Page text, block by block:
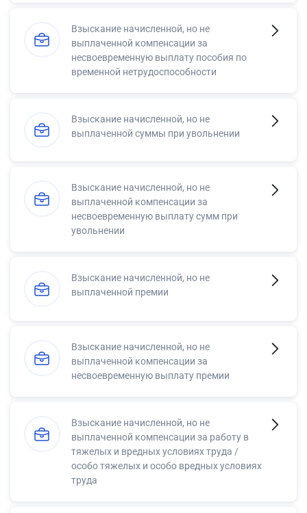
Взыскание начисленной, но не
выплаченной компенсации за
несвоевременную выплату пособия по
временной нетрудоспособности
Взыскание начисленной, но не
выплаченной суммы при увольнении
Взыскание начисленной, но не
выплаченной компенсации за
несвоевременную выплату сумм при
увольнении
Взыскание начисленной, но не
выплаченной премии
Взыскание начисленной, но не
выплаченной компенсации за
несвоевременную выплату премии
Взыскание начисленной, но не
выплаченной компенсации за работу в
тяжелых и вредных условиях труда /
особо тяжелых и особо вредных условиях
труда